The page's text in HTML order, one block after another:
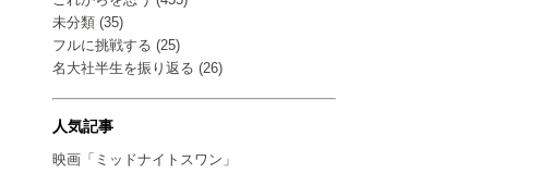
未分類 (35)
フルに挑戦する (25)
名大社半生を振り返る (26)
人気記事
映画「ミッドナイトスワン」